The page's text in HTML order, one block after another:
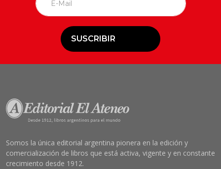
SUSCRIBIR
Somos la única editorial argentina pionera en la edición y
comercialización de libros que está activa, vigente y en constante
crecimiento desde 1912.